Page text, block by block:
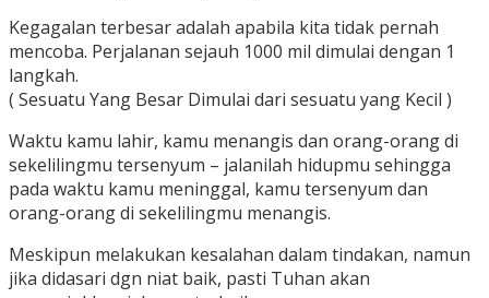
Kegagalan terbesar adalah apabila kita tidak pernah
mencoba. Perjalanan sejauh 1000 mil dimulai dengan 1
langkah.
( Sesuatu Yang Besar Dimulai dari sesuatu yang Kecil )
Waktu kamu lahir, kamu menangis dan orang-orang di
sekelilingmu tersenyum – jalanilah hidupmu sehingga
pada waktu kamu meninggal, kamu tersenyum dan
orang-orang di sekelilingmu menangis.
Meskipun melakukan kesalahan dalam tindakan, namun
jika didasari dgn niat baik, pasti Tuhan akan